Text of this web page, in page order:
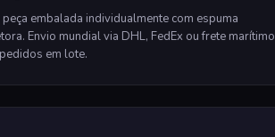
peça embalada individualmente com espuma
Envio mundial via DHL, FedEx ou frete marítimo
em lote.